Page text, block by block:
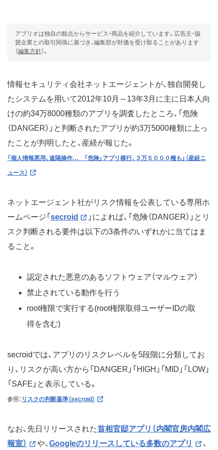
アプリオは独自の観点からサービス・商品を紹介しています。広告主・協
賛企業との取引関係に基づき、編集部が対価を受け取ることがあります
（編集方針）。
情報セキュリティ会社ネットエージェントが、独自開発し
たシステムを用いて2012年10月～13年3月に主に日本人向
けの約34万8000種類のアプリを調査したところ、「危険
（DANGER）」と判断されたアプリが約3万5000種類に上っ
たことが判明したと、産経が報じた。
「個人情報悪用、遠隔操作… 「危険」アプリ横行、３万５０００種も」（産経ニ
ュース）
ネットエージェント社がリスク情報を公表している専用ホ
ームページ「 secroid
」によれば、「危険（DANGER）」とリ
スク判断される要件は以下の3条件のいずれかに当てはま
ること。
認定された悪意のあるソフトウェア（マルウェア）
禁止されている動作を行う
root権限で実行する(root権限取得ユーザーIDの取
得を含む)
secroidでは、アプリのリスクレベルを5段階に分類してお
り、リスクが高い方から「DANGER」「HIGH」「MID」「LOW」
「SAFE」と表示している。
参照： リスクの判断基準（secroid）
なお、先日リリースされた首相官邸アプリ（内閣官房内閣広
報室）
や、Googleのリリースしている多数のアプリ
、